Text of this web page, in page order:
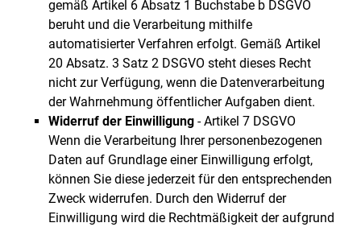
gemäß Artikel 6 Absatz 1 Buchstabe b DSGVO
beruht und die Verarbeitung mithilfe
automatisierter Verfahren erfolgt. Gemäß Artikel
20 Absatz. 3 Satz 2 DSGVO steht dieses Recht
nicht zur Verfügung, wenn die Datenverarbeitung
der Wahrnehmung öffentlicher Aufgaben dient.
Widerruf der Einwilligung - Artikel 7 DSGVO
Wenn die Verarbeitung Ihrer personenbezogenen
Daten auf Grundlage einer Einwilligung erfolgt,
können Sie diese jederzeit für den entsprechenden
Zweck widerrufen. Durch den Widerruf der
Einwilligung wird die Rechtmäßigkeit der aufgrund